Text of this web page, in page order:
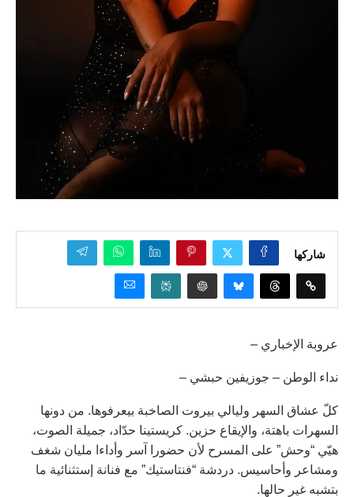
شاركها
عروبة الإخباري –
نداء الوطن – جوزيفين حبشي –
كلّ عشاق السهر وليالي بيروت الصاخبة بيعرفوها. من دونها
السهرات باهتة، والإيقاع حزين. كريستينا حدّاد، جميلة الصوت،
هيّي “وحش” على المسرح لأن حضورا آسر وأداءا مليان شغف
ومشاعر وأحاسيس. دردشة “فنتاستيك” مع فنانة إستثنائية ما
بتشبه غير حالها.